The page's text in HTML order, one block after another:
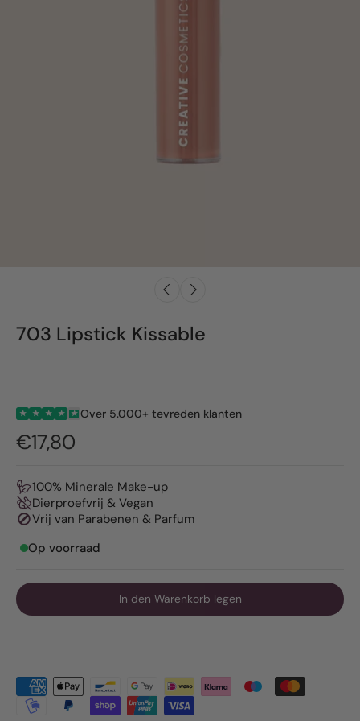
703 Lipstick Kissable
★ ★ ★ ★ ★ Over 5.000+ tevreden klanten
€17,80
100% Minerale Make-up
Dierproefvrij & Vegan
Vrij van Parabenen & Parfum
Op voorraad
In den Warenkorb legen